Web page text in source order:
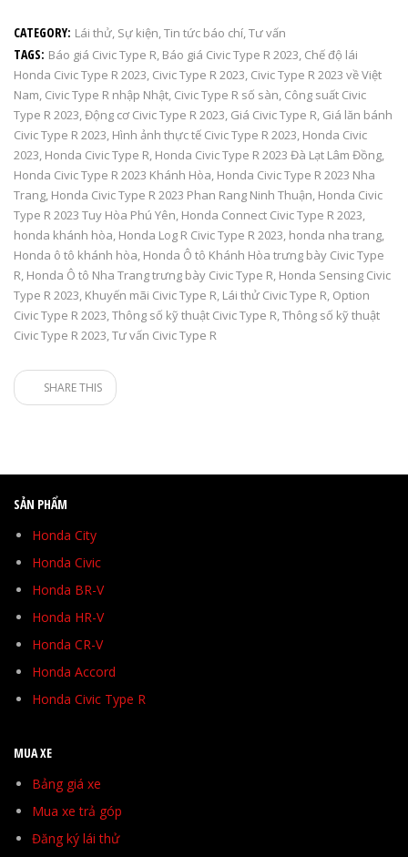
CATEGORY: Lái thử, Sự kiện,Tin tức báo chí,Tư vấn
TAGS: Báo giá Civic Type R, Báo giá Civic Type R 2023, Chế độ lái
Honda Civic Type R 2023, Civic Type R 2023, Civic Type R 2023 về Việt
Nam, Civic Type R nhập Nhật, Civic Type R số sàn, Công suất Civic
Type R 2023,Động cơ Civic Type R 2023, Giá Civic Type R, Giá lăn bánh
Civic Type R 2023, Hình ảnh thực tế Civic Type R 2023, Honda Civic
2023, Honda Civic Type R, Honda Civic Type R 2023 Đà Lạt Lâm Đồng,
Honda Civic Type R 2023 Khánh Hòa, Honda Civic Type R 2023 Nha
Trang, Honda Civic Type R 2023 Phan Rang Ninh Thuận, Honda Civic
Type R 2023 Tuy Hòa Phú Yên, Honda Connect Civic Type R 2023,
honda khánh hòa, Honda Log R Civic Type R 2023, honda nha trang,
Honda ô tô khánh hòa, Honda Ô tô Khánh Hòa trưng bày Civic Type
R, Honda Ô tô Nha Trang trưng bày Civic Type R, Honda Sensing Civic
Type R 2023, Khuyến mãi Civic Type R, Lái thử Civic Type R, Option
Civic Type R 2023,Thông số kỹ thuật Civic Type R,Thông số kỹ thuật
Civic Type R 2023,Tư vấn Civic Type R
SHARE THIS
SẢN PHẨM
Honda City
Honda Civic
Honda BR-V
Honda HR-V
Honda CR-V
Honda Accord
Honda Civic Type R
MUA XE
Bảng giá xe
Mua xe trả góp
Đăng ký lái thử